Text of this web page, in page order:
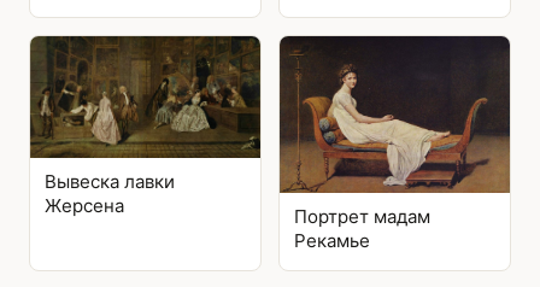
Вывеска лавки
Жерсена
Портрет мадам
Рекамье